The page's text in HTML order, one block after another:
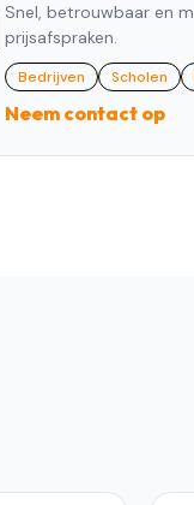
Snel, betrouwbaar en
prijsafspraken.
Bedrijven Scholen
Neem contact op